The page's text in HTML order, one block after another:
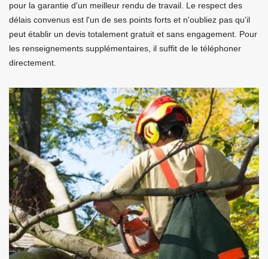
pour la garantie d'un meilleur rendu de travail. Le respect des
délais convenus est l'un de ses points forts et n'oubliez pas qu'il
peut établir un devis totalement gratuit et sans engagement. Pour
les renseignements supplémentaires, il suffit de le téléphoner
directement.